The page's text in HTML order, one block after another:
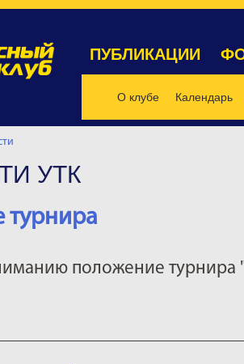
ПУБЛИКАЦИИ
О клубе Календарь
УТК
турнира
положение турнира